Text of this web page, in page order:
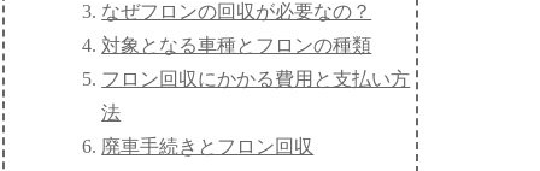
なぜフロンの回収が必要なの？
対象となる車種とフロンの種類
フロン回収にかかる費用と支払い方
法
廃車手続きとフロン回収